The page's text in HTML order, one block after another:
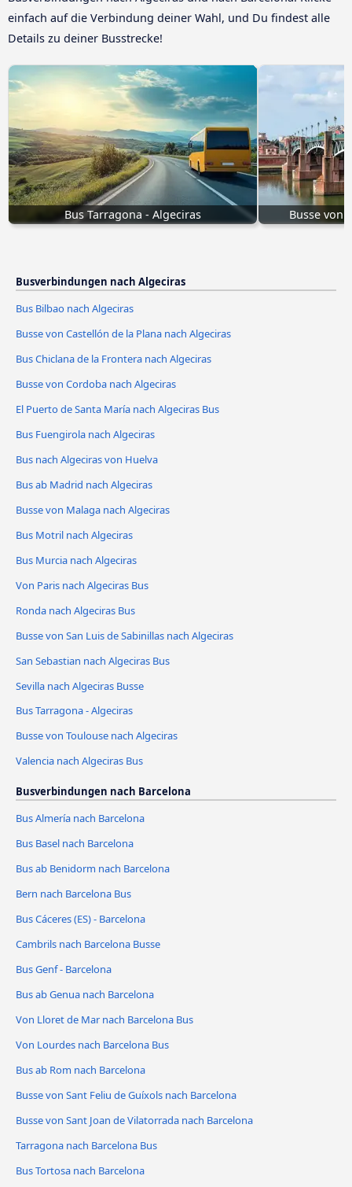
einfach auf die Verbindung deiner Wahl, und Du findest alle
Details zu deiner Busstrecke!
Bus Tarragona - Algeciras Busse von
Busverbindungen nach Algeciras
Bus Bilbao nach Algeciras
Busse von Castellón de la Plana nach Algeciras
Bus Chiclana de la Frontera nach Algeciras
Busse von Cordoba nach Algeciras
El Puerto de Santa María nach Algeciras Bus
Bus Fuengirola nach Algeciras
Bus nach Algeciras von Huelva
Bus ab Madrid nach Algeciras
Busse von Malaga nach Algeciras
Bus Motril nach Algeciras
Bus Murcia nach Algeciras
Von Paris nach Algeciras Bus
Ronda nach Algeciras Bus
Busse von San Luis de Sabinillas nach Algeciras
San Sebastian nach Algeciras Bus
Sevilla nach Algeciras Busse
Bus Tarragona - Algeciras
Busse von Toulouse nach Algeciras
Valencia nach Algeciras Bus
Busverbindungen nach Barcelona
Bus Almería nach Barcelona
Bus Basel nach Barcelona
Bus ab Benidorm nach Barcelona
Bern nach Barcelona Bus
Bus Cáceres‎‎ (ES) - Barcelona
Cambrils nach Barcelona Busse
Bus Genf - Barcelona
Bus ab Genua nach Barcelona
Von Lloret de Mar nach Barcelona Bus
Von Lourdes nach Barcelona Bus
Bus ab Rom nach Barcelona
Busse von Sant Feliu de Guíxols nach Barcelona
Busse von Sant Joan de Vilatorrada nach Barcelona
Tarragona nach Barcelona Bus
Bus Tortosa nach Barcelona